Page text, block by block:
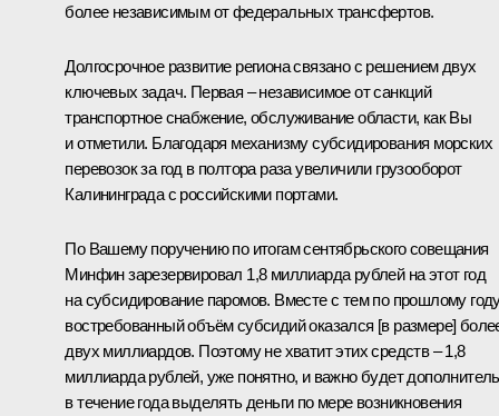
более независимым от федеральных трансфертов.
Долгосрочное развитие региона связано с решением двух
ключевых задач. Первая – независимое от санкций
транспортное снабжение, обслуживание области, как Вы
и отметили. Благодаря механизму субсидирования морских
перевозок за год в полтора раза увеличили грузооборот
Калининграда с российскими портами.
По Вашему поручению по итогам сентябрьского совещания
Минфин зарезервировал 1,8 миллиарда рублей на этот год
на субсидирование паромов. Вместе с тем по прошлому
востребованный объём субсидий оказался [в размере]
двух миллиардов. Поэтому не хватит этих средств – 1,8
миллиарда рублей, уже понятно, и важно будет
в течение года выделять деньги по мере возникновения